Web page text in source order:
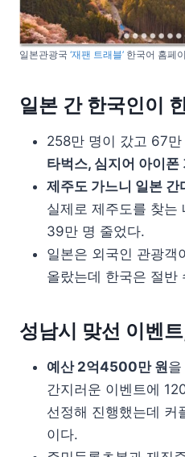
일본관광국 ‘재팬 트래블’ 한국어 홈페
일본 간 한국인이
258만 명이 갔고 67만
타벅스, 심지어 아이
제주도 가느니 일본 간
실제로 제주도를 찾는
39만 명 줄었다.
일본은 외국인 관광객
올랐는데 한국은 절반
성남시 맞선 이벤
예산 2억4500만 원
간지러운 이벤트에
선정해 진행했는데 커
이다.